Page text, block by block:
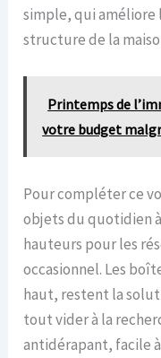
simple, qui améliore
structure de la
Printemps de
votre budget
Pour compléter ce
objets du quotidien
hauteurs pour les
occasionnel. Les
haut, restent la
tout vider à la
antidérapant, facile